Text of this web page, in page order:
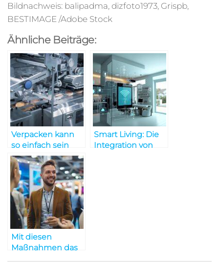
Bildnachweis: balipadma, dizfoto1973, Grispb,
BESTIMAGE /Adobe Stock
Ähnliche Beiträge:
Verpacken kann
so einfach sein
Smart Living: Die
Integration von
Mit diesen
Maßnahmen das